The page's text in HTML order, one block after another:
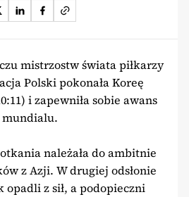
mistrzostw świata piłkarzy
Polski pokonała Koreę
i zapewniła sobie awans
mundialu.
należała do ambitnie
z Azji. W drugiej odsłonie
opadli z sił, a podopieczni